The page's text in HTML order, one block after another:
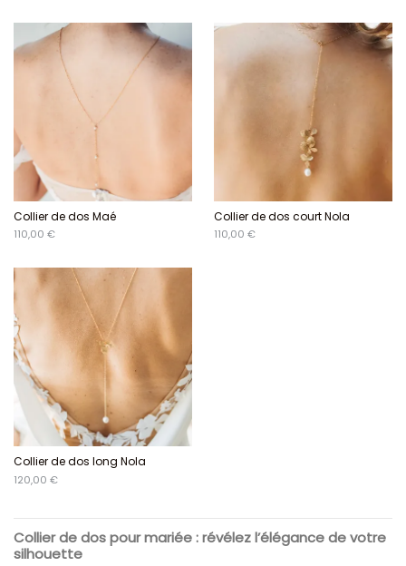
Collier de dos Maé
110,00 €
Collier de dos court Nola
110,00 €
Collier de dos long Nola
120,00 €
Collier de dos pour mariée : révélez l’élégance de votre
silhouette